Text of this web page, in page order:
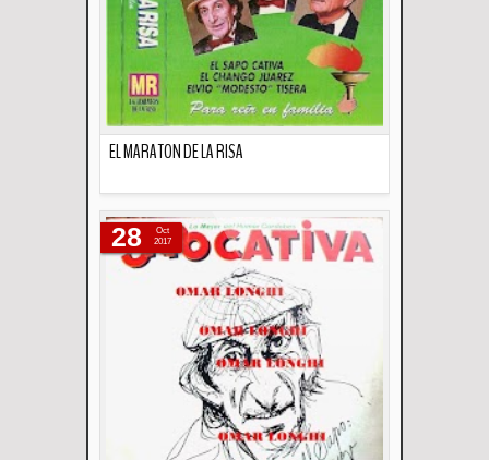
EL MARATON DE LA RISA
28
Oct
2017